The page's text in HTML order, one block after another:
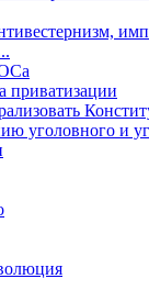
приватизации
уголовного и